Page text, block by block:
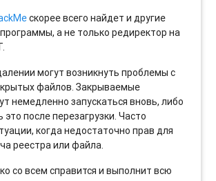
скорее всего найдет и другие
а не только редиректор на
могут возникнуть проблемы с
файлов. Закрываемые
немедленно запускаться вновь, либо
это после перезагрузки. Часто
когда недостаточно прав для
реестра или файла.
со всем справится и выполнит всю